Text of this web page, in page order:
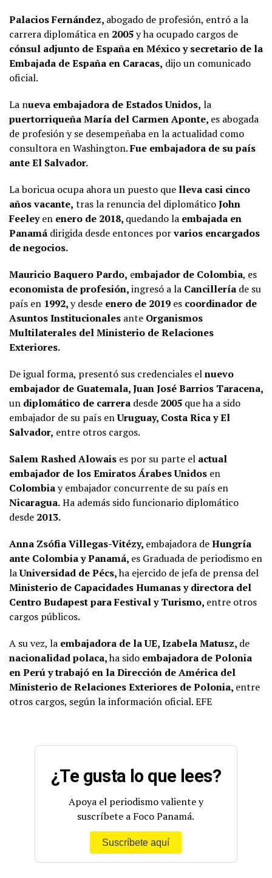
Palacios Fernández, abogado de profesión, entró a la
carrera diplomática en 2005y ha ocupado cargos de
cónsul adjunto de España en México y secretario de la
Embajada de España en Caracas, dijo un comunicado
oficial.
La nueva embajadora de Estados Unidos, la
puertorriqueña María del Carmen Aponte, es abogada
de profesión y se desempeñaba en la actualidad como
consultora en Washington.Fue embajadora de su país
ante El Salvador.
La boricua ocupa ahora un puesto que lleva casi cinco
años vacante, tras la renuncia del diplomáticoJohn
Feeleyen enero de 2018, quedando la embajada en
Panamá dirigida desde entonces porvarios encargados
de negocios.
Mauricio Baquero Pardo, embajador de Colombia, es
economista de profesión,ingresó a la Cancillería de su
país en 1992,y desde enero de 2019 es coordinador de
Asuntos Institucionales ante Organismos
Multilaterales del Ministerio de Relaciones
Exteriores.
De igual forma, presentó sus credenciales elnuevo
embajador de Guatemala, Juan José Barrios Taracena,
un diplomático de carrera desde 2005 que ha a sido
embajador de su país enUruguay, Costa Rica y El
Salvador, entre otros cargos.
Salem Rashed Alowais es por su parte el actual
embajador de los Emiratos Árabes Unidos en
Colombiay embajador concurrente de su país en
Nicaragua.Ha además sido funcionario diplomático
desde 2013.
Anna Zsófia Villegas-Vitézy, embajadora deHungría
ante Colombia y Panamá, es Graduada de periodismo en
laUniversidad de Pécs,ha ejercido de jefa de prensa del
Ministerio de Capacidades Humanas y directora del
Centro Budapest para Festival y Turismo, entre otros
cargos públicos.
A su vez, la embajadora de la UE, Izabela Matusz, de
nacionalidad polaca,ha sido embajadora de Polonia
en Perú y trabajó en la Dirección de América del
Ministerio de Relaciones Exteriores de Polonia, entre
otros cargos, según la información oficial. EFE
¿Te gusta lo que lees?
Apoya el periodismo valiente y
suscríbete a Foco Panamá.
Suscríbete aquí